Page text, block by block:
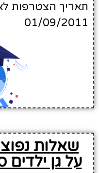
תאריך הצטרפות
01/09/2011
שאלות
על גן ילדים